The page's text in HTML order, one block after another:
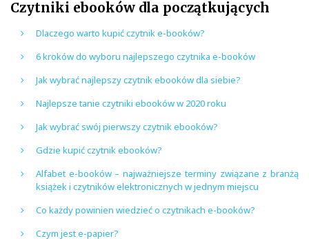
Czytniki ebooków dla początkujących
Dlaczego warto kupić czytnik e-booków?
6 kroków do wyboru najlepszego czytnika e-booków
Jak wybrać najlepszy czytnik ebooków dla siebie?
Najlepsze tanie czytniki ebooków w 2020 roku
Jak wybrać swój pierwszy czytnik ebooków?
Gdzie kupić czytnik ebooków?
Alfabet e-booków – najważniejsze terminy związane z branżą
książek i czytników elektronicznych w jednym miejscu
Co każdy powinien wiedzieć o czytnikach e-booków?
Czym jest e-papier?